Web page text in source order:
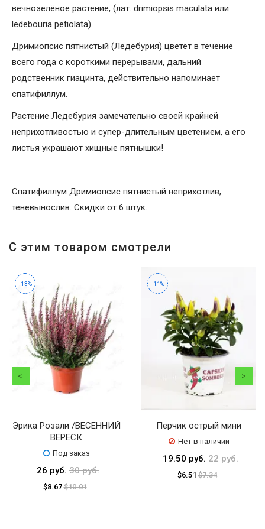
вечнозелёное растение, (лат. drimiopsis maculata или
ledebouria petiolata).
Дримиопсис пятнистый (Ледебурия) цветёт в течение
всего года с короткими перерывами, дальний
родственник гиацинта, действительно напоминает
спатифиллум.
Растение Ледебурия замечательно своей крайней
неприхотливостью и супер-длительным цветением, а его
листья украшают хищные пятнышки!
Спатифиллум Дримиопсис пятнистый неприхотлив,
теневынослив. Скидки от 6 штук.
С этим товаром смотрели
-13%
Эрика Розали /ВЕСЕННИЙ
ВЕРЕСК
Под заказ
26 руб.30 руб.
$8.67$10.01
-11%
Перчик острый мини
Нет в наличии
19.50 руб.22 руб.
$6.51 $7.34